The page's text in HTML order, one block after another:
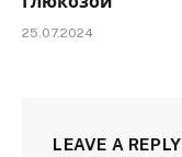
25.07.2024
LEAVE A REPLY